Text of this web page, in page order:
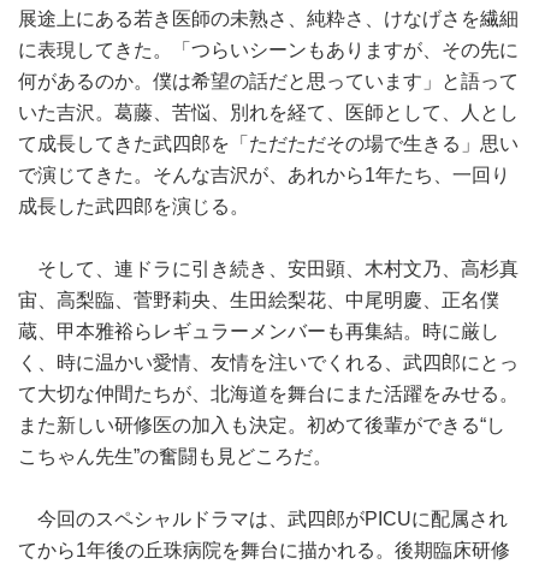
展途上にある若き医師の未熟さ、純粋さ、けなげさを繊細
に表現してきた。「つらいシーンもありますが、その先に
何があるのか。僕は希望の話だと思っています」と語って
いた吉沢。葛藤、苦悩、別れを経て、医師として、人とし
て成長してきた武四郎を「ただただその場で生きる」思い
で演じてきた。そんな吉沢が、あれから1年たち、一回り
成長した武四郎を演じる。
そして、連ドラに引き続き、安田顕、木村文乃、高杉真
宙、高梨臨、菅野莉央、生田絵梨花、中尾明慶、正名僕
蔵、甲本雅裕らレギュラーメンバーも再集結。時に厳し
く、時に温かい愛情、友情を注いでくれる、武四郎にとっ
て大切な仲間たちが、北海道を舞台にまた活躍をみせる。
また新しい研修医の加入も決定。初めて後輩ができる“し
こちゃん先生”の奮闘も見どころだ。
今回のスペシャルドラマは、武四郎がPICUに配属され
てから1年後の丘珠病院を舞台に描かれる。後期臨床研修